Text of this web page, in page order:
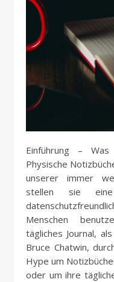
Einführung – Was ist ein Commonplace-Book?
Physische
unserer immer
stellen sie
Menschen
tägliches Journal,
Bruce Chatwin,
Hype um
oder um ihre